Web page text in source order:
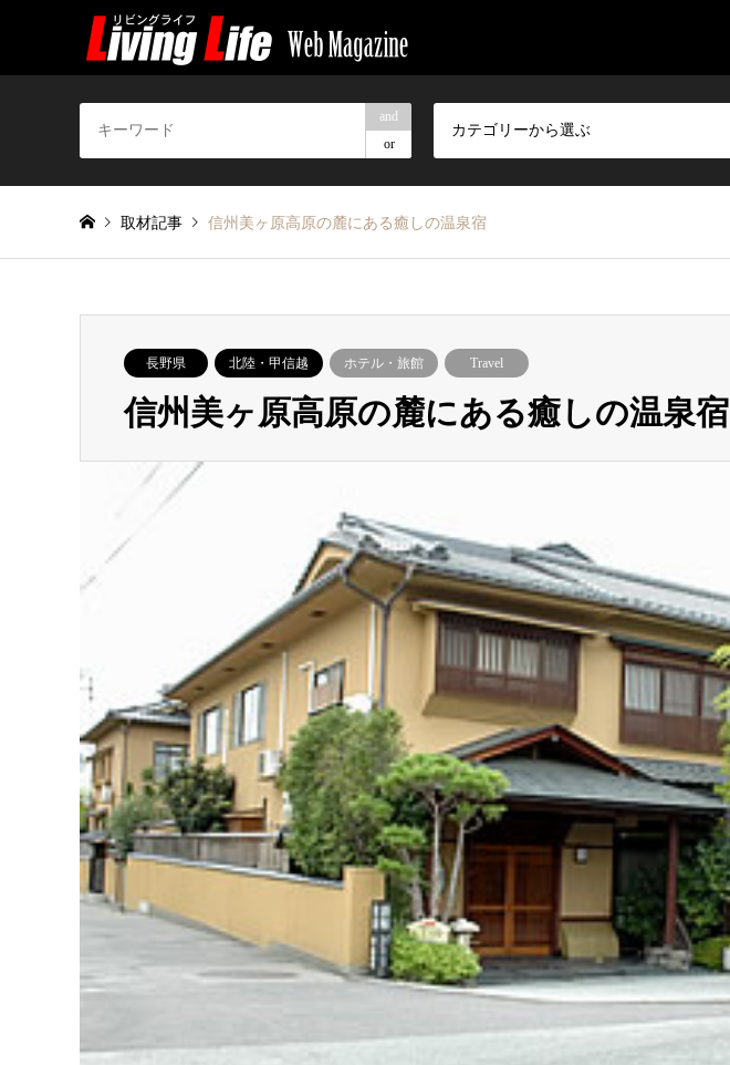
and
or
カテゴリーから選ぶ
取材記事 信州美ヶ原高原の麓にある癒しの温泉宿
長野県 北陸・甲信越 ホテル・旅館 Travel
信州美ヶ原高原の麓にある癒しの温泉宿